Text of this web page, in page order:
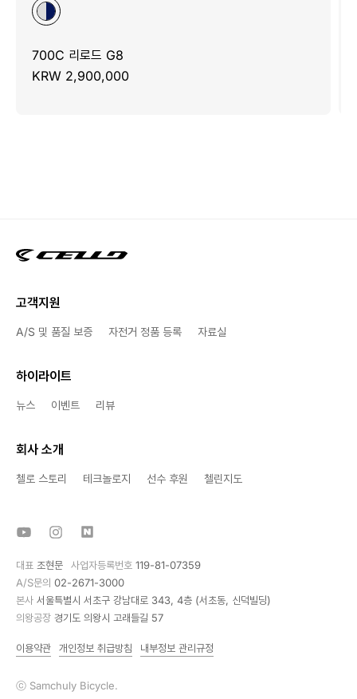
700C 리로드 G8
KRW 2,900,000
고객지원
A/S 및 품질 보증 자전거 정품 등록 자료실
하이라이트
뉴스 이벤트 리뷰
회사 소개
첼로 스토리 테크놀로지 선수 후원 첼린지도
대표 조현문 사업자등록번호 119-81-07359
A/S문의 02-2671-3000
본사 서울특별시 서초구 강남대로 343, 4층 (서초동, 신덕빌딩)
의왕공장 경기도 의왕시 고래들길 57
이용약관 개인정보 취급방침 내부정보 관리규정
ⓒ Samchuly Bicycle.